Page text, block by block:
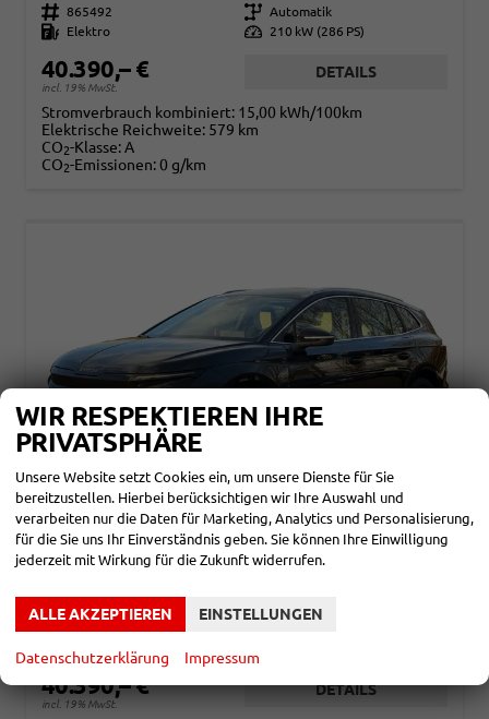
Fahrzeugnr. 865492 Getriebe Automatik
Kraftstoff
Elektro Leistung 210 kW (286 PS)
40.390,– €
incl. 19% MwSt.
DETAILS
Stromverbrauch kombiniert: 15,00 kWh/100km
Elektrische Reichweite: 579 km
CO2-Klasse:A
CO2-Emissionen:0 g/km
SKODA ENYAQ
40.390,– €
incl. 19% MwSt.
DETAILS
WIR RESPEKTIEREN IHRE
PRIVATSPHÄRE
Unsere Website setzt Cookies ein, um unsere Dienste für Sie
bereitzustellen. Hierbei berücksichtigen wir Ihre Auswahl und
verarbeiten nur die Daten für Marketing, Analytics und Personalisierung,
für die Sie uns Ihr Einverständnis geben. Sie können Ihre Einwilligung
jederzeit mit Wirkung für die Zukunft widerrufen.
ALLE AKZEPTIEREN EINSTELLUNGEN
Datenschutzerklärung Impressum